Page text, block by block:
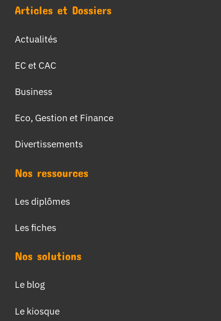
Articles et Dossiers
Actualités
EC et CAC
Business
Eco, Gestion et Finance
Divertissements
Nos ressources
Les diplômes
Les fiches
Nos solutions
Le blog
Le kiosque